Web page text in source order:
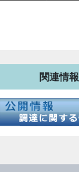
関連情報